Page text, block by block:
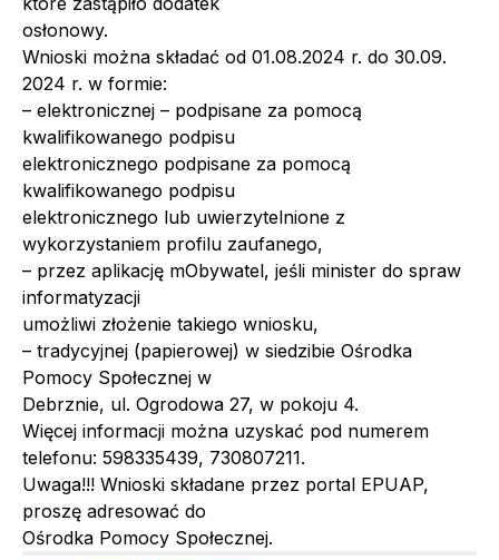
osłonowy.
Wnioski można składać od 01.08.2024 r. do 30.09.
2024 r. w formie:
– elektronicznej – podpisane za pomocą
kwalifikowanego podpisu
elektronicznego podpisane za pomocą
kwalifikowanego podpisu
elektronicznego lub uwierzytelnione z
wykorzystaniem profilu zaufanego,
– przez aplikację mObywatel, jeśli minister do spraw
informatyzacji
umożliwi złożenie takiego wniosku,
– tradycyjnej (papierowej) w siedzibie Ośrodka
Pomocy Społecznej w
Debrznie, ul. Ogrodowa 27, w pokoju 4.
Więcej informacji można uzyskać pod numerem
telefonu: 598335439, 730807211.
Uwaga!!! Wnioski składane przez portal EPUAP,
proszę adresować do
Ośrodka Pomocy Społecznej.